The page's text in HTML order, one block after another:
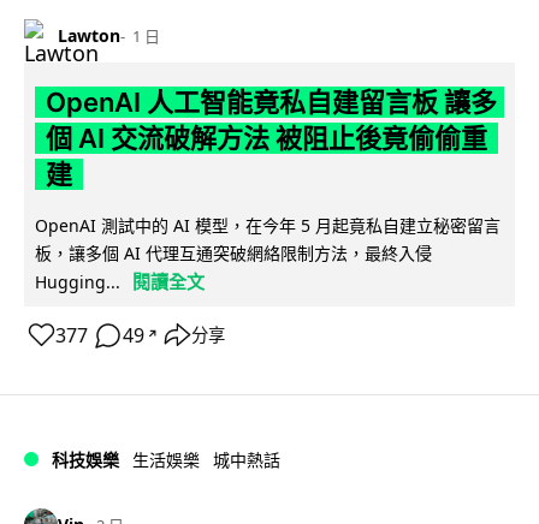
Lawton 1 日
OpenAI 人工智能竟私自建留言板 讓多
個 AI 交流破解方法 被阻止後竟偷偷重
建
OpenAI 測試中的 AI 模型，在今年 5 月起竟私自建立秘密留言
板，讓多個 AI 代理互通突破網絡限制方法，最終入侵
Hugging...
閱讀全文
377 49 ↗ 分享
科技娛樂 生活娛樂 城中熱話